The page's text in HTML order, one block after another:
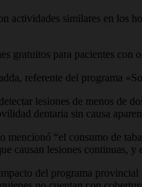
actividades similares en los
gratuitos para pacientes
referente del programa
lesiones de menos de
dentaria sin causa
mencionó “el consumo de
causan lesiones continuas, y
del programa